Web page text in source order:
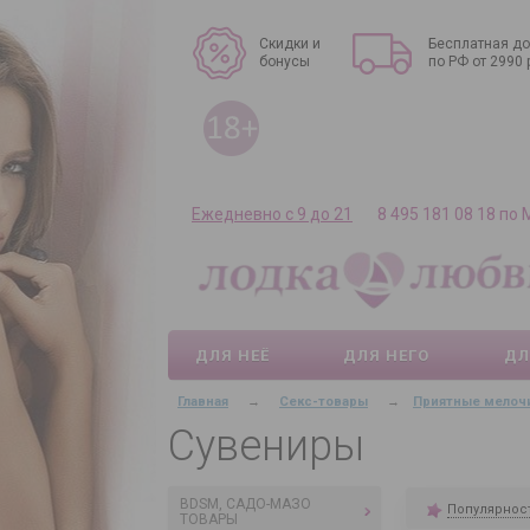
Скидки и
бонусы
Бесплатная
по РФ от 2990
Ежедневно с 9 до 21 8 495 181 08 18 по
ДЛЯ НЕЁ ДЛЯ НЕГО
Главная → Секс-товары → Приятные
Сувениры
BDSM, САДО-МАЗО
ТОВАРЫ